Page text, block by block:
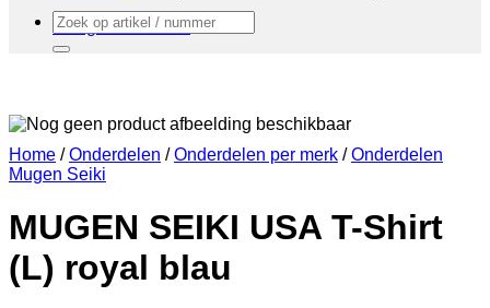
Terug naar winkel
Zoeken
naar:
Home / Onderdelen / Onderdelen per merk / Onderdelen
Mugen Seiki
MUGEN SEIKI USA T-Shirt
(L) royal blau